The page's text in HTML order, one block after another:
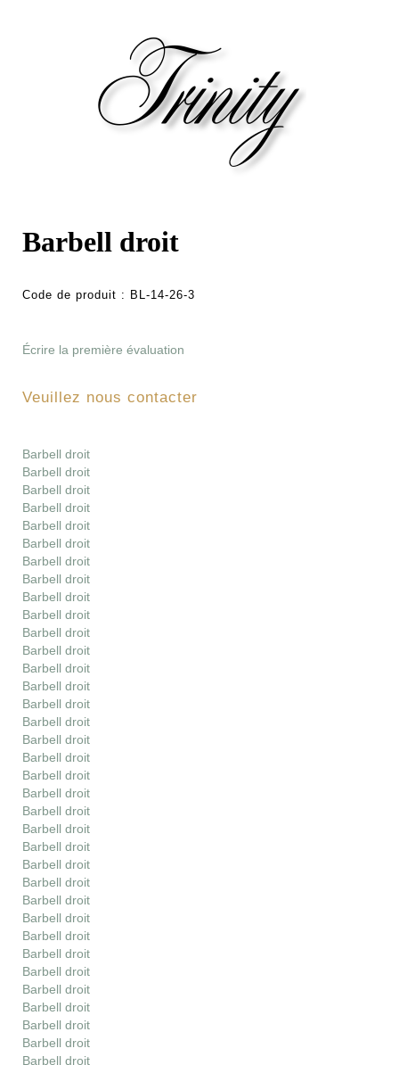
Barbell droit
Code de produit : BL-14-26-3
Écrire la première évaluation
Veuillez nous contacter
Barbell droit
Barbell droit
Barbell droit
Barbell droit
Barbell droit
Barbell droit
Barbell droit
Barbell droit
Barbell droit
Barbell droit
Barbell droit
Barbell droit
Barbell droit
Barbell droit
Barbell droit
Barbell droit
Barbell droit
Barbell droit
Barbell droit
Barbell droit
Barbell droit
Barbell droit
Barbell droit
Barbell droit
Barbell droit
Barbell droit
Barbell droit
Barbell droit
Barbell droit
Barbell droit
Barbell droit
Barbell droit
Barbell droit
Barbell droit
Barbell droit